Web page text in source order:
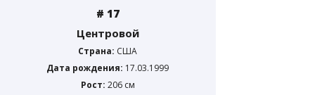
# 17
Центровой
Страна: США
Дата рождения: 17.03.1999
Рост: 206 см